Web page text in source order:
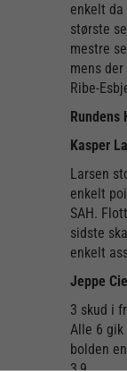
enkelt da
største
mestre
mens
Ribe-
Rundens
Kasper
Larsen
enkelt
SAH.
sidste
enkelt
Jeppe
3 skud i
Alle 6 gik
bolden